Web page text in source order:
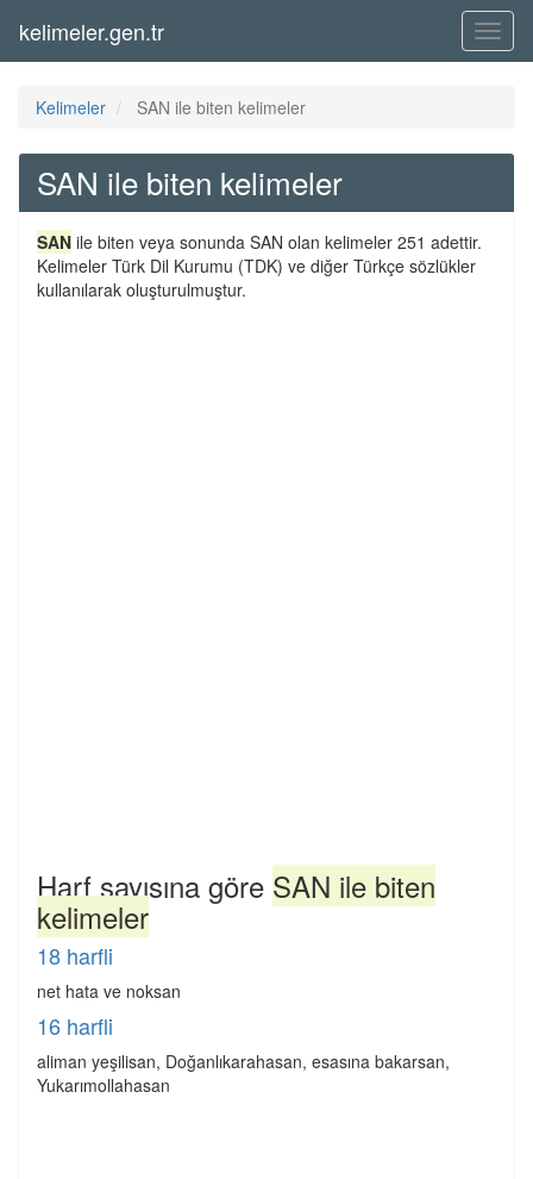
Menü
kelimeler.gen.tr
Kelimeler SAN ile biten kelimeler
SAN ile biten kelimeler
SAN ile biten veya sonunda SAN olan kelimeler 251 adettir.
Kelimeler Türk Dil Kurumu (TDK) ve diğer Türkçe sözlükler
kullanılarak oluşturulmuştur.
Harf sayısına göre SAN ile biten
kelimeler
18 harfli
net hata ve noksan
16 harfli
aliman yeşilisan, Doğanlıkarahasan, esasına bakarsan,
Yukarımollahasan